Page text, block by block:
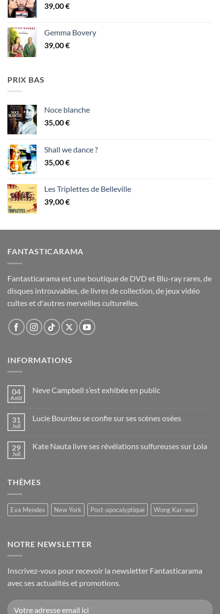
39,00€
Gemma Bovery
39,00€
PRIX BAS
Noce blanche
35,00€
Shall we dance ?
35,00€
Les Triplettes de Belleville
39,00€
FANTASTICARAMA
Fantasticarama est une boutique de DVD et Blu-ray rares, de
disques introuvables, de livres de collection, de jeux vidéo
cultes et d'autres merveilles culturelles.
INFORMATIONS
04
Août
Neve Campbell s’est exhibée en public
31
Juil
Lucie Bourdeu se confie sur ses scènes osées
29
Juil
Kate Nauta livre ses révélations sulfureuses sur Lola
THÈMES
Eva Mendes New York Post-apocalyptique Wong Kar-wai
NOTRE NEWSLETTER
Inscrivez-vous pour recevoir la newsletter Fantasticarama
avec ses actualités et promotions.